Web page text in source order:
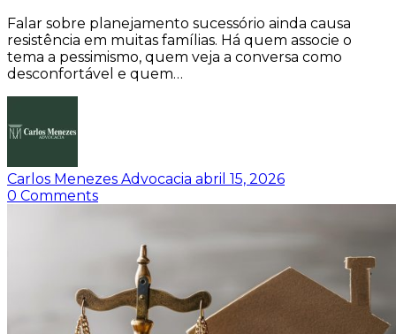
Falar sobre planejamento sucessório ainda causa
resistência em muitas famílias. Há quem associe o
tema a pessimismo, quem veja a conversa como
desconfortável e quem…
Carlos Menezes Advocacia abril 15, 2026
0 Comments